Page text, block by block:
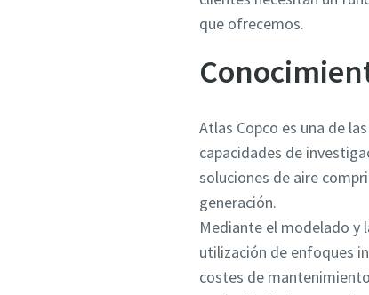
que ofrecemos.
Atlas Copco es una de
capacidades de
soluciones de aire
generación.
Mediante el modelado y
utilización de enfoques
costes de